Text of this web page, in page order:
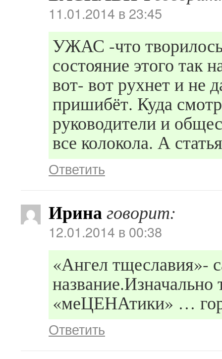
11.01.2014 в 23:45
УЖАС -что
состояние этого так
вот- вот рухнет и не
пришибёт. Куда
руководители и
все колокола. А
Ответить
Иринаговорит:
12.01.2014 в 00:38
«Ангел тщеславия»-
«меЦЕНАтики» …
Ответить